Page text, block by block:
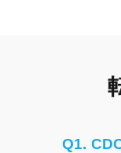
Q1.